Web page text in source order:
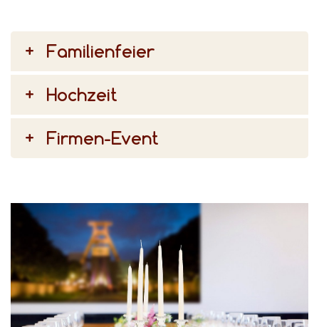
Familienfeier
Hochzeit
Firmen-Event